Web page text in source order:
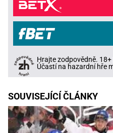
Hrajte zodpovědně.
Účastí na hazardní hře
SOUVISEJÍCÍ ČLÁNKY